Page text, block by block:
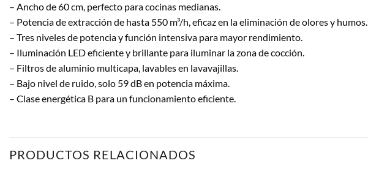
– Ancho de 60 cm, perfecto para cocinas medianas.
– Potencia de extracción de hasta 550 m³/h, eficaz en la eliminación de olores y humos.
– Tres niveles de potencia y función intensiva para mayor rendimiento.
– Iluminación LED eficiente y brillante para iluminar la zona de cocción.
– Filtros de aluminio multicapa, lavables en lavavajillas.
– Bajo nivel de ruido, solo 59 dB en potencia máxima.
– Clase energética B para un funcionamiento eficiente.
PRODUCTOS RELACIONADOS